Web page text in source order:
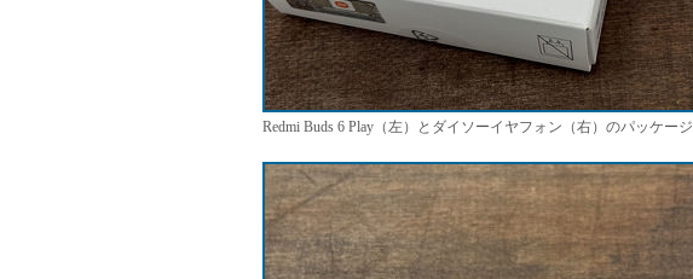
Redmi Buds 6 Play（左）とダイソーイヤフォン（右）のパッケージ